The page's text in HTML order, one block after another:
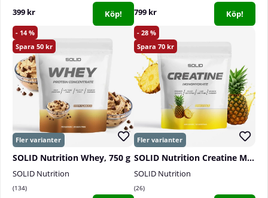
399 kr Köp! 799 kr Köp!
14
50
SOLID Nutrition Whey, 750 g
SOLID Nutrition
134
28
70
SOLID Nutrition Creatine Monohydrate, 400 g
SOLID Nutrition
26